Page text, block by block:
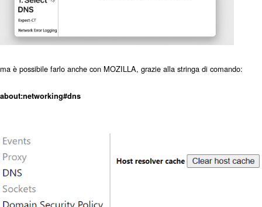
ma è possibile farlo anche con MOZILLA, grazie alla stringa di comando:
about:networking#dns